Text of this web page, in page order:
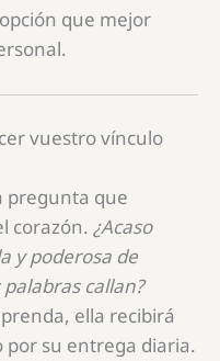
que mejor
vuestro vínculo
pregunta que
corazón. ¿Acaso
y poderosa de
callan?
ella recibirá
su entrega diaria.